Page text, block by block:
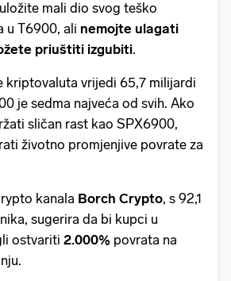
mali dio svog teško
u T6900, ali nemojte ulagati
priuštiti izgubiti.
kriptovaluta vrijedi 65,7 milijardi
je sedma najveća od svih. Ako
sličan rast kao SPX6900,
životno promjenjive povrate za
kanala Borch Crypto, s 92,1
sugerira da bi kupci u
ostvariti 2.000% povrata na